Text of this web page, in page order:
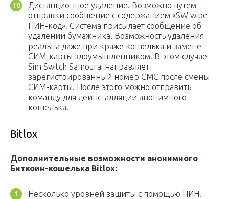
Дистанционное удаление. Возможно путем
отправки сообщение с содержанием «SW wipe
ПИН-код». Система присылает сообщение об
удалении бумажника. Возможность удаления
реальна даже при краже кошелька и замене
СИМ-карты злоумышленником. В этом случае
Sim Switch Samourai направляет
зарегистрированный номер СМС после смены
СИМ-карты. После этого можно отправить
команду для деинсталляции анонимного
кошелька.
Bitlox
Дополнительные возможности анонимного
Биткоин-кошелька Bitlox:
Несколько уровней защиты с помощью ПИН.